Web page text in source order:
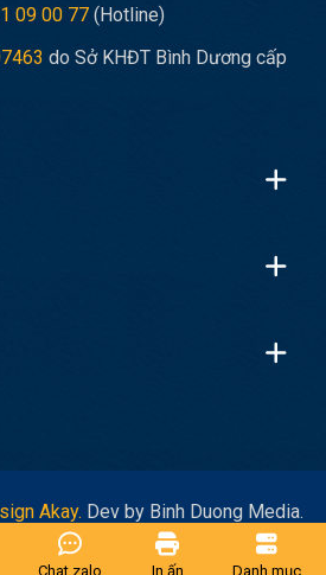
09 00 77 (Hotline)
do Sở KHĐT Bình Dương cấp
Akay. Dev by Binh Duong Media.
Chat zalo In ấn Danh mục